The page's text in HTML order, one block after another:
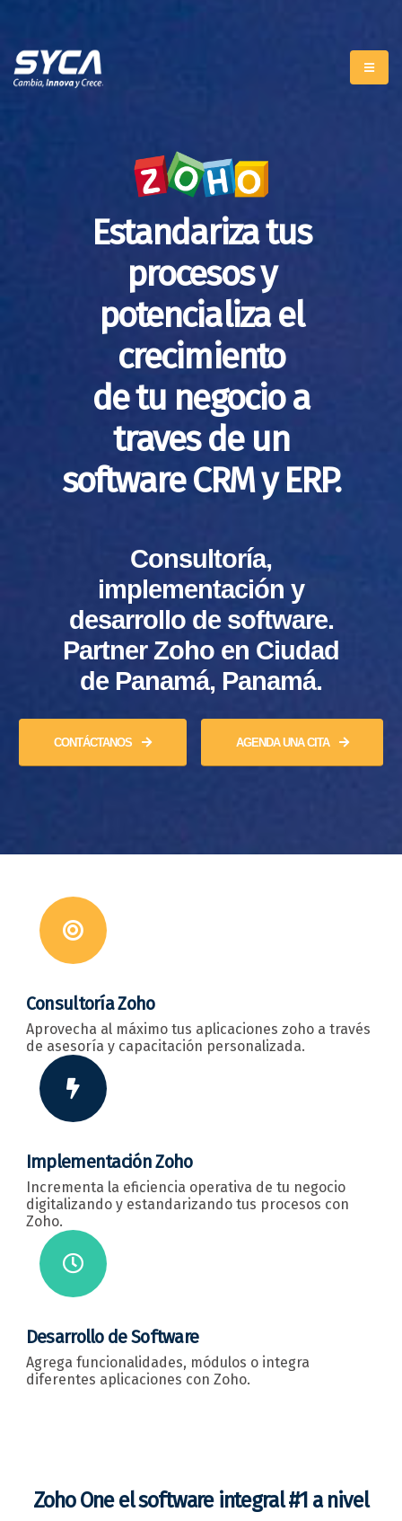
Estandariza tus
procesos y
potencializa el
crecimiento
de tu negocio a
traves de un
software CRM y ERP.
Consultoría,
implementación y
desarrollo de software.
Partner Zoho en Ciudad
de Panamá, Panamá.
CONTÁCTANOS AGENDA UNA CITA
Consultoría Zoho
Aprovecha al máximo tus aplicaciones zoho a través
de asesoría y capacitación personalizada.
Implementación Zoho
Incrementa la eficiencia operativa de tu negocio
digitalizando y estandarizando tus procesos con
Zoho.
Desarrollo de Software
Agrega funcionalidades, módulos o integra
diferentes aplicaciones con Zoho.
Zoho One el software integral #1 a nivel